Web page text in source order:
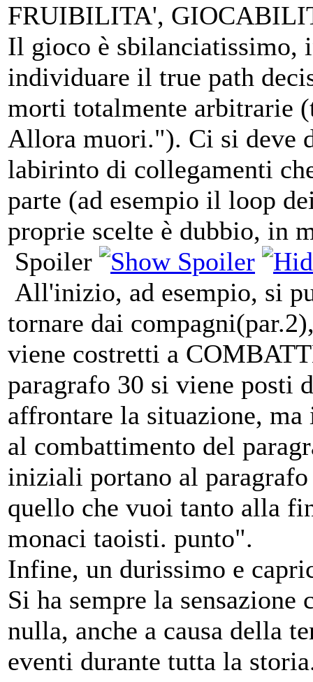
FRUIBILITA',
Il gioco è sbilanciatissimo,
individuare il true path
morti totalmente arbitrarie
Allora muori."). Ci si deve
labirinto di collegamenti
parte (ad esempio il loop
proprie scelte è dubbio, in
Spoiler
All'inizio, ad esempio, si
tornare dai
viene costretti a
paragrafo 30 si viene posti
affrontare la situazione,
al combattimento del
iniziali portano al
quello che vuoi tanto alla
monaci taoisti. punto".
Infine, un durissimo e
Si ha sempre la sensazione
nulla, anche a causa della
eventi durante tutta la